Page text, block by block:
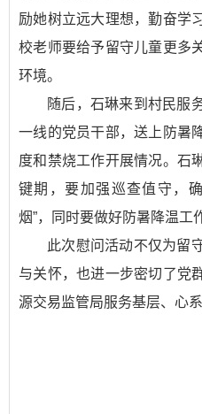
励她树立远大理想，勤奋学
校老师要给予留守儿童更多
环境。
随后，石琳来到村民服
一线的党员干部，送上防暑
度和禁烧工作开展情况。石
键期，要加强巡查值守，
烟”，同时要做好防暑降温工
此次慰问活动不仅为留
与关怀，也进一步密切了党
源交易监管局服务基层、心